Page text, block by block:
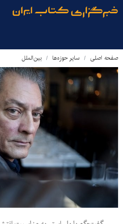
صفحه اصلی سایر حوزه‌ها بین‌الملل